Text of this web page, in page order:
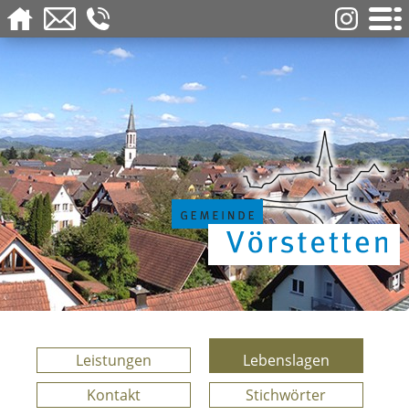
Leistungen
Lebenslagen
Kontakt
Stichwörter